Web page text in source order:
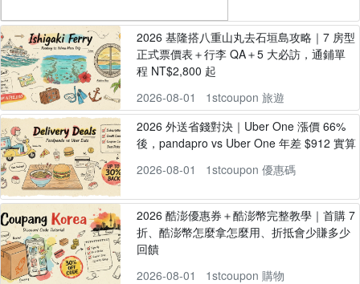
2026 基隆搭八重山丸去石垣島攻略｜7 房型
正式票價表＋行李 QA＋5 大必訪，通鋪單
程 NT$2,800 起
2026-08-01
1stcoupon 旅遊
2026 外送省錢對決｜Uber One 漲價 66%
後，pandapro vs Uber One 年差 $912 實算
2026-08-01
1stcoupon 優惠碼
2026 酷澎優惠券＋酷澎幣完整教學｜首購 7
折、酷澎幣怎麼拿怎麼用、折抵會少賺多少
回饋
2026-08-01
1stcoupon 購物